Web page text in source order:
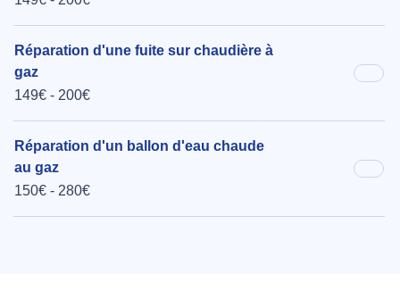
Réparation d'une fuite sur chaudière à
gaz
149€ - 200€
Réparation d'un ballon d'eau chaude
au gaz
150€ - 280€